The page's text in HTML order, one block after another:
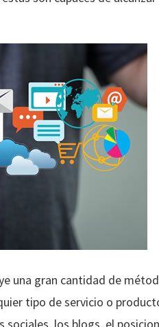
una gran cantidad de
tipo de servicio o
sociales, los blogs, el